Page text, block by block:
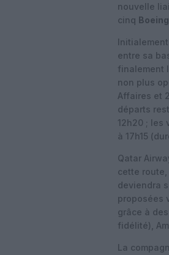
nouvelle
cinq
entre sa
finalement
non plus
Affaires et
départs
12h20 ; les
à 17h15
Qatar
cette route,
deviendra
proposées
grâce à
fidélité),
La